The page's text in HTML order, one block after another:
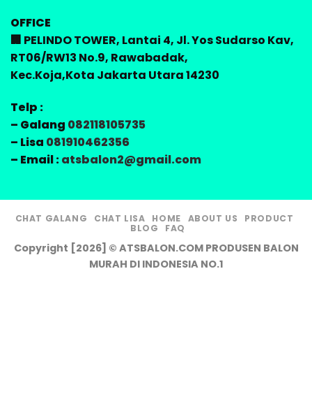
OFFICE
🏢 PELINDO TOWER, Lantai 4, Jl. Yos Sudarso Kav,
RT06/RW13 No.9, Rawabadak,
Kec.Koja,Kota Jakarta Utara 14230
Telp :
– Galang 082118105735
– Lisa 081910462356
– Email :atsbalon2@gmail.com
CHAT GALANG CHAT LISA HOME ABOUT US
PRODUCT
BLOG
FAQ
Copyright [2026] © ATSBALON.COM PRODUSEN BALON
MURAH DI INDONESIA NO.1